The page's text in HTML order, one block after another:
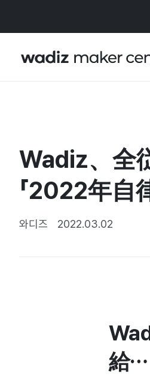
マイワディズ
重要なお知らせ
Wadiz、全
「2022年自
와디즈 2022.03.02
給…